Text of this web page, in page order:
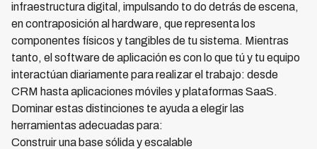
infraestructura digital, impulsando to do detrás de escena,
en contraposición al hardware, que representa los
componentes físicos y tangibles de tu sistema. Mientras
tanto, el software de aplicación es con lo que tú y tu equipo
interactúan diariamente para realizar el trabajo: desde
CRM hasta aplicaciones móviles y plataformas SaaS.
Dominar estas distinciones te ayuda a elegir las
herramientas adecuadas para:
Construir una base sólida y escalable